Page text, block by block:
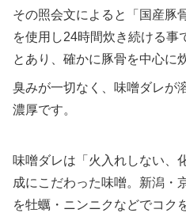
その照会文によると「国産豚
を使用し24時間炊き続ける事
とあり、確かに豚骨を中心に
臭みが一切なく、味噌ダレが
濃厚です。
味噌ダレは「火入れしない、
成にこだわった味噌。新潟・
を牡蠣・ニンニクなどでコク